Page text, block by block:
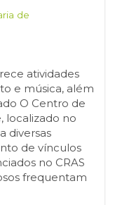
de
atividades
e música, além
O Centro de
localizado no
diversas
de vínculos
no CRAS
frequentam